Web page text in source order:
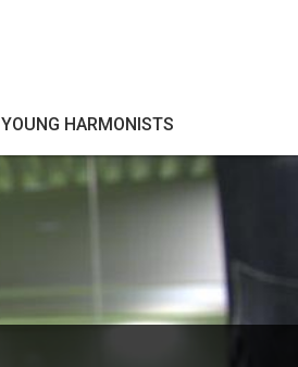
YOUNG HARMONISTS